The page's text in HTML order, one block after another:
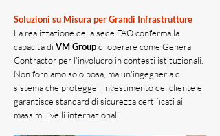
Soluzioni su Misura per Grandi Infrastrutture
La realizzazione della sede FAO conferma la
capacità di VMGroupdi operare come General
Contractor per l'involucro in contesti istituzionali.
Non forniamo solo posa, ma un'ingegneria di
sistema che protegge l'investimento del cliente e
garantisce standard di sicurezza certificati ai
massimi livelli internazionali.